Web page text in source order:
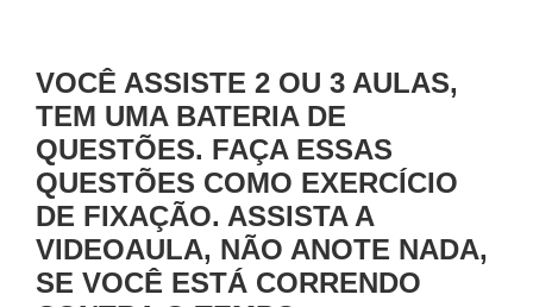
VOCÊ ASSISTE 2 OU 3 AULAS,
TEM UMA BATERIA DE
QUESTÕES. FAÇA ESSAS
QUESTÕES COMO EXERCÍCIO
DE FIXAÇÃO. ASSISTA A
VIDEOAULA, NÃO ANOTE NADA,
SE VOCÊ ESTÁ CORRENDO